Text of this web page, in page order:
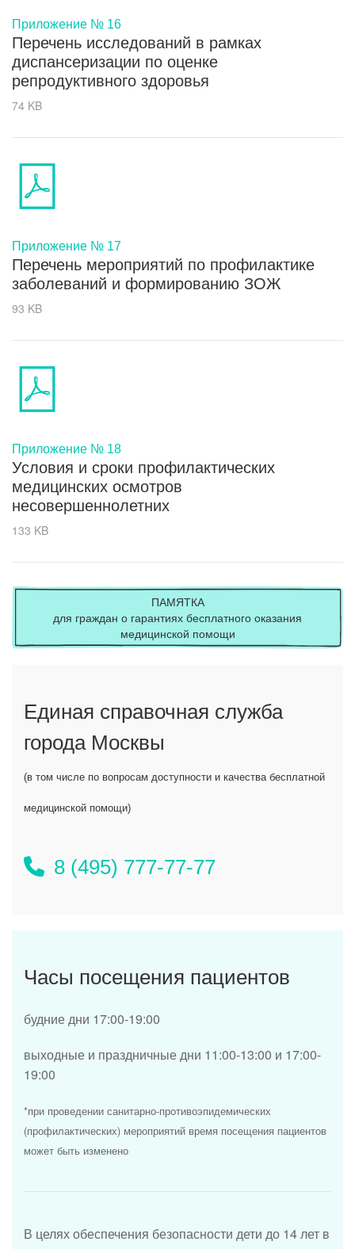
Приложение № 16
Перечень исследований в рамках
диспансеризации по оценке
репродуктивного здоровья
74 KB
Приложение № 17
Перечень мероприятий по профилактике
заболеваний и формированию ЗОЖ
93 KB
Приложение № 18
Условия и сроки профилактических
медицинских осмотров
несовершеннолетних
133 KB
ПАМЯТКА
для граждан о гарантиях бесплатного оказания
медицинской помощи
Единая справочная служба
города Москвы
(в том числе по вопросам доступности и качества бесплатной
медицинской помощи)
8 (495) 777-77-77
Часы посещения пациентов
будние дни 17:00-19:00
выходные и праздничные дни 11:00-13:00 и 17:00-
19:00
*при проведении санитарно-противоэпидемических
(профилактических) мероприятий время посещения пациентов
может быть изменено
В целях обеспечения безопасности дети до 14 лет в